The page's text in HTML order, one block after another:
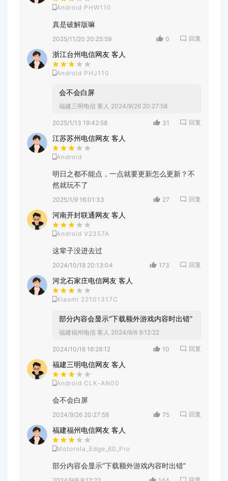
Android PHW110
真是破解版嘛
2025/11/20 20:25:59 0 回复
浙江台州电信网友 客人
Android PHJ110
会不会白屏
福建三明电信 客人 2024/9/26 20:27:58
2025/1/13 19:42:58 31 回复
江苏苏州电信网友 客人
Android
明日之都不能点，一点就要更新怎么更新？不
然就玩不了
2025/1/9 16:01:33 27 回复
河南开封联通网友 客人
Android V2357A
这辈子没进去过
2024/10/18 20:13:04 173 回复
河北石家庄电信网友 客人
Xiaomi 22101317C
部分内容会显示“下载额外游戏内容时出错”
福建福州电信 客人 2024/9/6 9:12:22
2024/10/16 16:28:12 10 回复
福建三明电信网友 客人
Android CLK-AN00
会不会白屏
2024/9/26 20:27:58 75 回复
福建福州电信网友 客人
Motorola_Edge_60_Pro
部分内容会显示“下载额外游戏内容时出错”